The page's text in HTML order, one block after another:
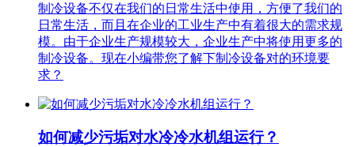
制冷设备不仅在我们的日常生活中使用，方便了我们的
日常生活，而且在企业的工业生产中有着很大的需求规
模。由于企业生产规模较大，企业生产中将使用更多的
制冷设备。现在小编带您了解下制冷设备对的环境要
求？
如何减少污垢对水冷冷水机组运行？